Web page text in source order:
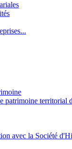
patrimoine territorial
avec la Société